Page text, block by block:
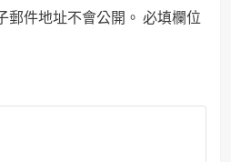
郵件地址不會公開。 必填欄位